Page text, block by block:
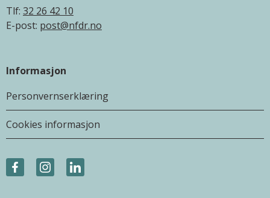
Tlf: 32 26 42 10
E-post: post@nfdr.no
Informasjon
Personvernserklæring
Cookies informasjon